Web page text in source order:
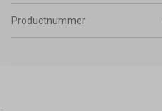
Productnummer